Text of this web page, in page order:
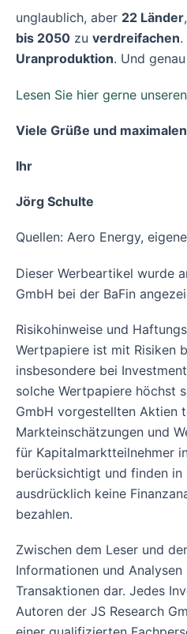
unglaublich, aber 22 Länder
bis 2050 zu verdreifachen.
Uranproduktion. Und
Lesen Sie hier gerne
Viele Grüße und
Ihr
Jörg Schulte
Quellen: Aero Energy,
Dieser Werbeartikel wurde
GmbH bei der BaFin
Risikohinweise und
Wertpapiere ist mit Risiken
insbesondere bei
solche Wertpapiere höchst
GmbH vorgestellten Aktien
Markteinschätzungen und
für Kapitalmarktteilnehmer
berücksichtigt und finden in
ausdrücklich keine
bezahlen.
Zwischen dem Leser und
Informationen und
Transaktionen dar. Jedes
Autoren der JS Research